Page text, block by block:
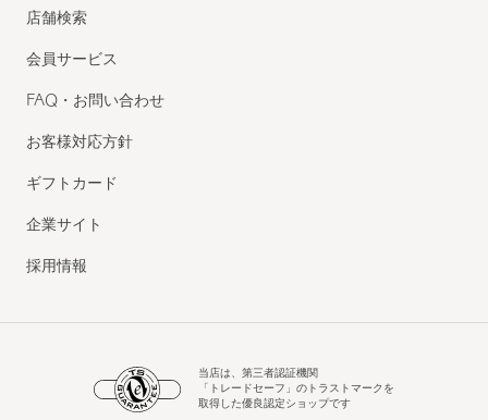
店舗検索
会員サービス
FAQ・お問い合わせ
お客様対応方針
ギフトカード
企業サイト
採用情報
当店は、第三者認証機関
「トレードセーフ」のトラストマークを
取得した優良認定ショップです